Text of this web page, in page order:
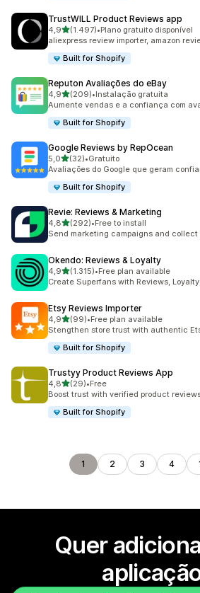
TrustWILL Product Reviews app
4,9de 5 estrelas
(1.497)
1497 total de avaliações
•Plano gratuito disponível
aliexpress review importer, amazon
Built for Shopify
Reputon Avaliações do eBay
4,9de 5 estrelas
(209)
209 total de avaliações
•Instalação gratuita
Aumente vendas e a confiança com
Built for Shopify
Google Reviews by RepOcean
5,0de 5 estrelas
(32)
32 total de avaliações
•Gratuito
Avaliações do Google que geram
Built for Shopify
Revie: Reviews & Marketing
4,8de 5 estrelas
(292)
292 total de avaliações
•Free to install
Send marketing campaigns and collect
Okendo: Reviews & Loyalty
4,9de 5 estrelas
(1.315)
1315 total de avaliações
•Free plan available
Create Superfans with Reviews,
Etsy Reviews Importer
4,9de 5 estrelas
(99)
99 total de avaliações
•Free plan available
Stengthen store trust with authentic
Built for Shopify
Trustyy Product Reviews App
4,8de 5 estrelas
(29)
29 total de avaliações
•Free
Boost trust with verified product
Built for Shopify
1 2 3 4
Quer